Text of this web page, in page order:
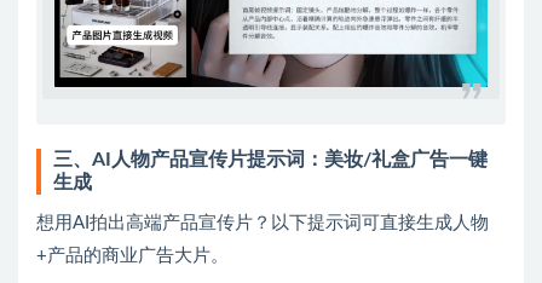
三、AI人物产品宣传片提示词：美妆/礼盒广告一键
生成
想用AI拍出高端产品宣传片？以下提示词可直接生成人物
+产品的商业广告大片。